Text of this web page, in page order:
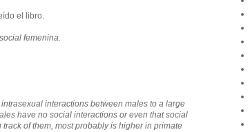
el libro.
femenina.
interactions between males to a large
have no social interactions or even that social
of them, most probably is higher in primate